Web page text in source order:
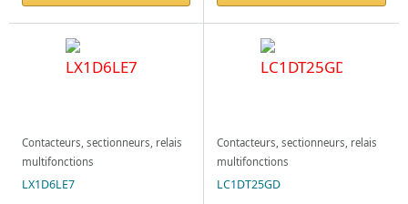
Contacteurs, sectionneurs, relais
multifonctions
LX1D6LE7
Contacteurs, sectionneurs, relais
multifonctions
LC1DT25GD